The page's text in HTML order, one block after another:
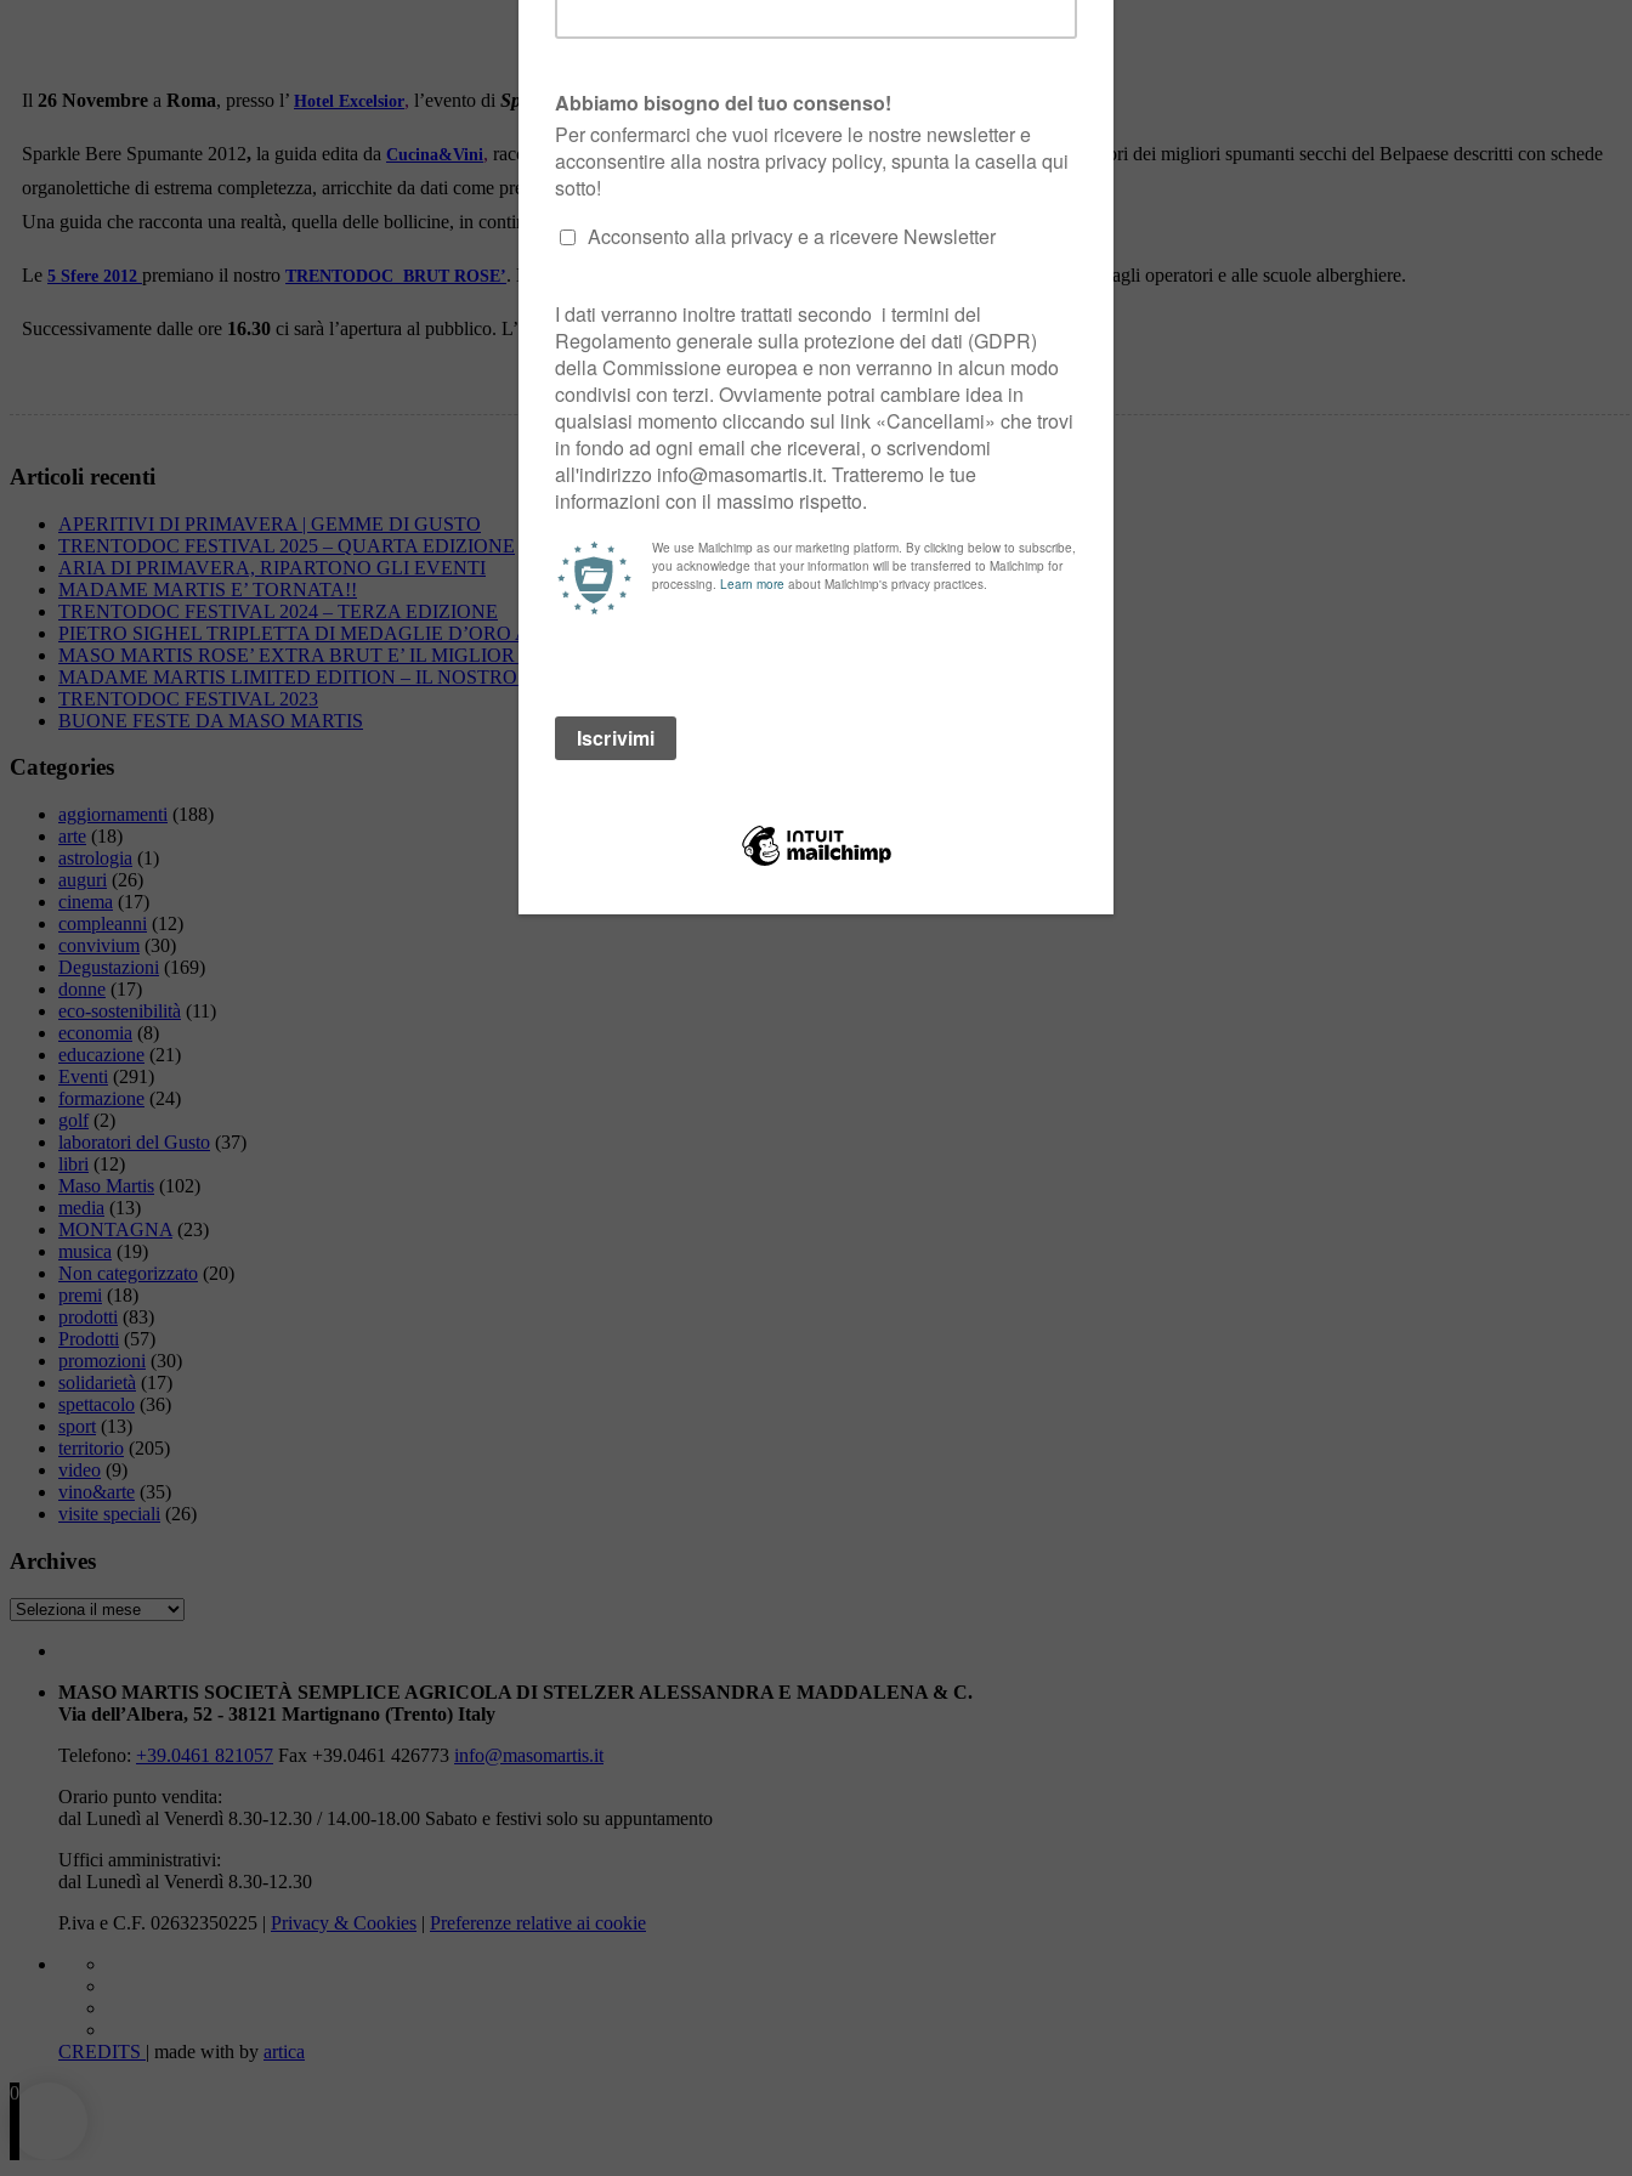
Il 26 Novembre a Roma, presso l’ Hotel Excelsior, l’evento di Sparkle Bere Spumante 2012, la guida alle migliori bollicine d’Italia.
Sparkle Bere Spumante 2012, la guida edita da Cucina&Vini, racconta con cura e passione il top delle bollicine italiane. Perlage, profumi e sapori dei migliori spumanti secchi del Belpaese descritti con schede
organolettiche di estrema completezza, arricchite da dati come prezzo in enoteca, abbinamenti, uvaggi.
Una guida che racconta una realtà, quella delle bollicine, in continuo fermento e costante crescita.
Le 5 Sfere 2012 premiano il nostro TRENTODOC BRUT ROSE’. La manifestazione si svolgerà dal primo pomeriggio, dalle ore , aprendo agli operatori e alle scuole alberghiere.
Successivamente dalle ore 16.30 ci sarà l’apertura al pubblico. L’evento terminerà alle ore21.00
Articoli recenti
APERITIVI DI PRIMAVERA | GEMME DI GUSTO
TRENTODOC FESTIVAL 2025 – QUARTA EDIZIONE
ARIA DI PRIMAVERA, RIPARTONO GLI EVENTI
MADAME MARTIS E’ TORNATA!!
TRENTODOC FESTIVAL 2024 – TERZA EDIZIONE
PIETRO SIGHEL TRIPLETTA DI MEDAGLIE D’ORO AGLI EUROPEI
MASO MARTIS ROSE’ EXTRA BRUT E’ IL MIGLIOR ROSE’ AL MONDO
MADAME MARTIS LIMITED EDITION – IL NOSTRO GRANDE PROGETTO
TRENTODOC FESTIVAL 2023
BUONE FESTE DA MASO MARTIS
Categories
aggiornamenti (188)
arte (18)
astrologia (1)
auguri (26)
cinema (17)
compleanni (12)
convivium (30)
Degustazioni (169)
donne (17)
eco-sostenibilità (11)
economia (8)
educazione (21)
Eventi (291)
formazione (24)
golf(2)
laboratori del Gusto (37)
libri (12)
Maso Martis (102)
media (13)
MONTAGNA (23)
musica (19)
Non categorizzato (20)
premi (18)
prodotti (83)
Prodotti (57)
promozioni (30)
solidarietà (17)
spettacolo (36)
sport (13)
territorio (205)
video (9)
vino&arte (35)
visite speciali (26)
Archives
Archives
MASO MARTIS SOCIETÀ SEMPLICE AGRICOLA DI STELZER ALESSANDRA E MADDALENA & C.
Via dell’Albera, 52 - 38121 Martignano (Trento) Italy
Telefono: +39.0461 821057 Fax +39.0461 426773 info@masomartis.it
Orario punto vendita:
dal Lunedì al Venerdì 8.30-12.30 / 14.00-18.00 Sabato e festivi solo su appuntamento
Uffici amministrativi:
dal Lunedì al Venerdì 8.30-12.30
P.iva e C.F. 02632350225 | Privacy & Cookies | Preferenze relative ai cookie
CREDITS | made with by artica
0